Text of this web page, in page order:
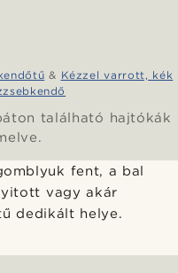
& Kézzel varrott, kék
található hajtókák
fent, a bal
vagy akár
dedikált helye.